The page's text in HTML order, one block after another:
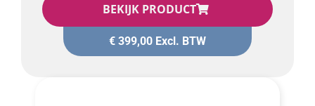
BEKIJK PRODUCT
€ 399,00 Excl. BTW